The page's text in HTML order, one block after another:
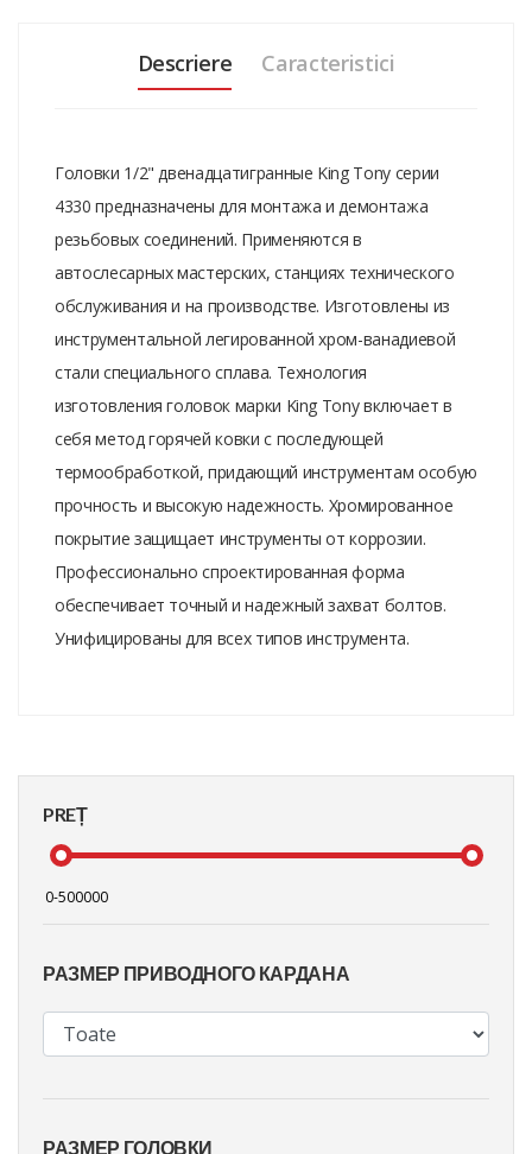
PREȚ
РАЗМЕР ПРИВОДНОГО КАРДАНА
РАЗМЕР ГОЛОВКИ
Descriere Caracteristici
Головки 1/2" двенадцатигранные King Tony серии
4330 предназначены для монтажа и демонтажа
резьбовых соединений. Применяются в
автослесарных мастерских, станциях технического
обслуживания и на производстве. Изготовлены из
инструментальной легированной хром-ванадиевой
стали специального сплава. Технология
изготовления головок марки King Tony включает в
себя метод горячей ковки с последующей
термообработкой, придающий инструментам особую
прочность и высокую надежность. Хромированное
покрытие защищает инструменты от коррозии.
Профессионально спроектированная форма
обеспечивает точный и надежный захват болтов.
Унифицированы для всех типов инструмента.